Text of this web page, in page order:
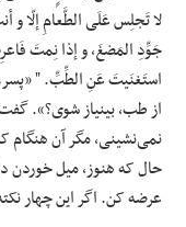
لاتَجلِسعَلَیالطَّعامِإلّاو
جَوِّدِالمَضغَ، وإذانِمتَ
استَغنَیتَعَنِالطِّبِّ. "
از طب، بی‏نیاز شوی؟».
نمی‌نشینی، مگر آن هنگام
حال که هنوز، میل
عرضه کن. اگر این چهار